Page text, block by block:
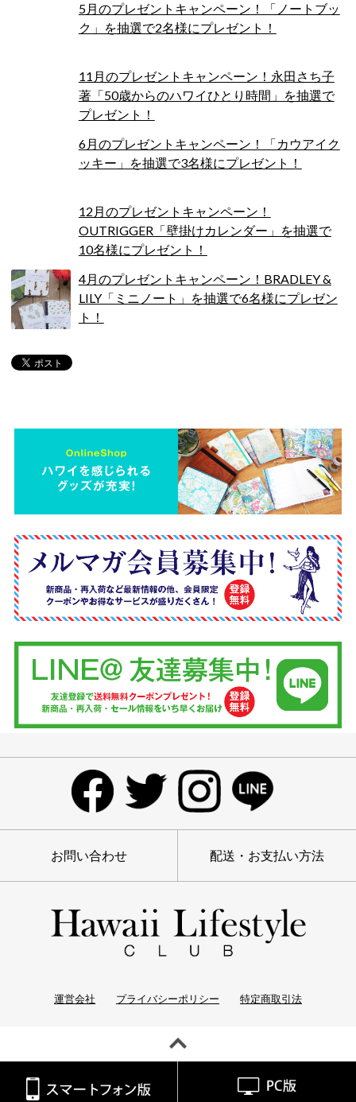
5月のプレゼントキャンペーン！「ノートブッ
ク」を抽選で2名様にプレゼント！
11月のプレゼントキャンペーン！永田さち子
著「50歳からのハワイひとり時間」を抽選で
プレゼント！
6月のプレゼントキャンペーン！「カウアイク
ッキー」を抽選で3名様にプレゼント！
12月のプレゼントキャンペーン！
OUTRIGGER「壁掛けカレンダー」を抽選で
10名様にプレゼント！
4月のプレゼントキャンペーン！BRADLEY &
LILY「ミニノート」を抽選で6名様にプレゼン
ト！
お問い合わせ 配送・お支払い方法
運営会社 プライバシーポリシー 特定商取引法